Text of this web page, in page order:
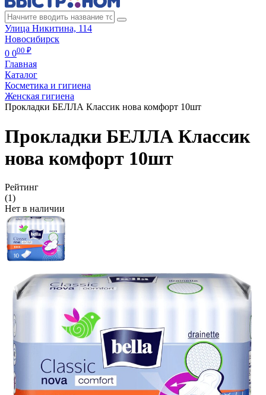
Улица Никитина, 114
Новосибирск
0 000 ₽
Главная
Каталог
Косметика и гигиена
Женская гигиена
Прокладки БЕЛЛА Классик нова комфорт 10шт
Прокладки БЕЛЛА Классик
нова комфорт 10шт
Рейтинг
(1)
Нет в наличии